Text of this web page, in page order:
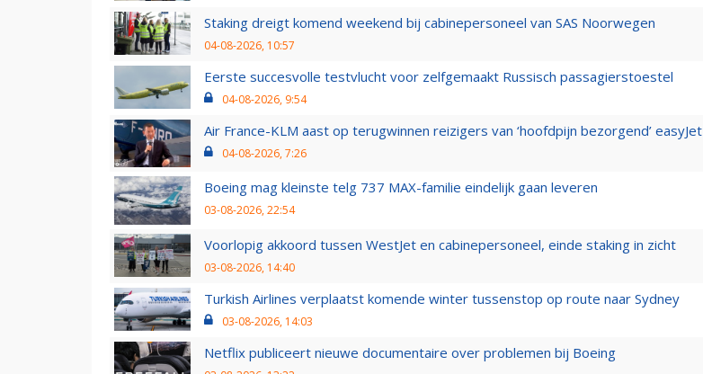
Staking dreigt komend weekend bij cabinepersoneel van SAS Noorwegen
04-08-2026, 10:57
Eerste succesvolle testvlucht voor zelfgemaakt Russisch passagierstoestel
04-08-2026, 9:54
Air France-KLM aast op terugwinnen reizigers van ‘hoofdpijn bezorgend’ easyJet
04-08-2026, 7:26
Boeing mag kleinste telg 737 MAX-familie eindelijk gaan leveren
03-08-2026, 22:54
Voorlopig akkoord tussen WestJet en cabinepersoneel, einde staking in zicht
03-08-2026, 14:40
Turkish Airlines verplaatst komende winter tussenstop op route naar Sydney
03-08-2026, 14:03
Netflix publiceert nieuwe documentaire over problemen bij Boeing